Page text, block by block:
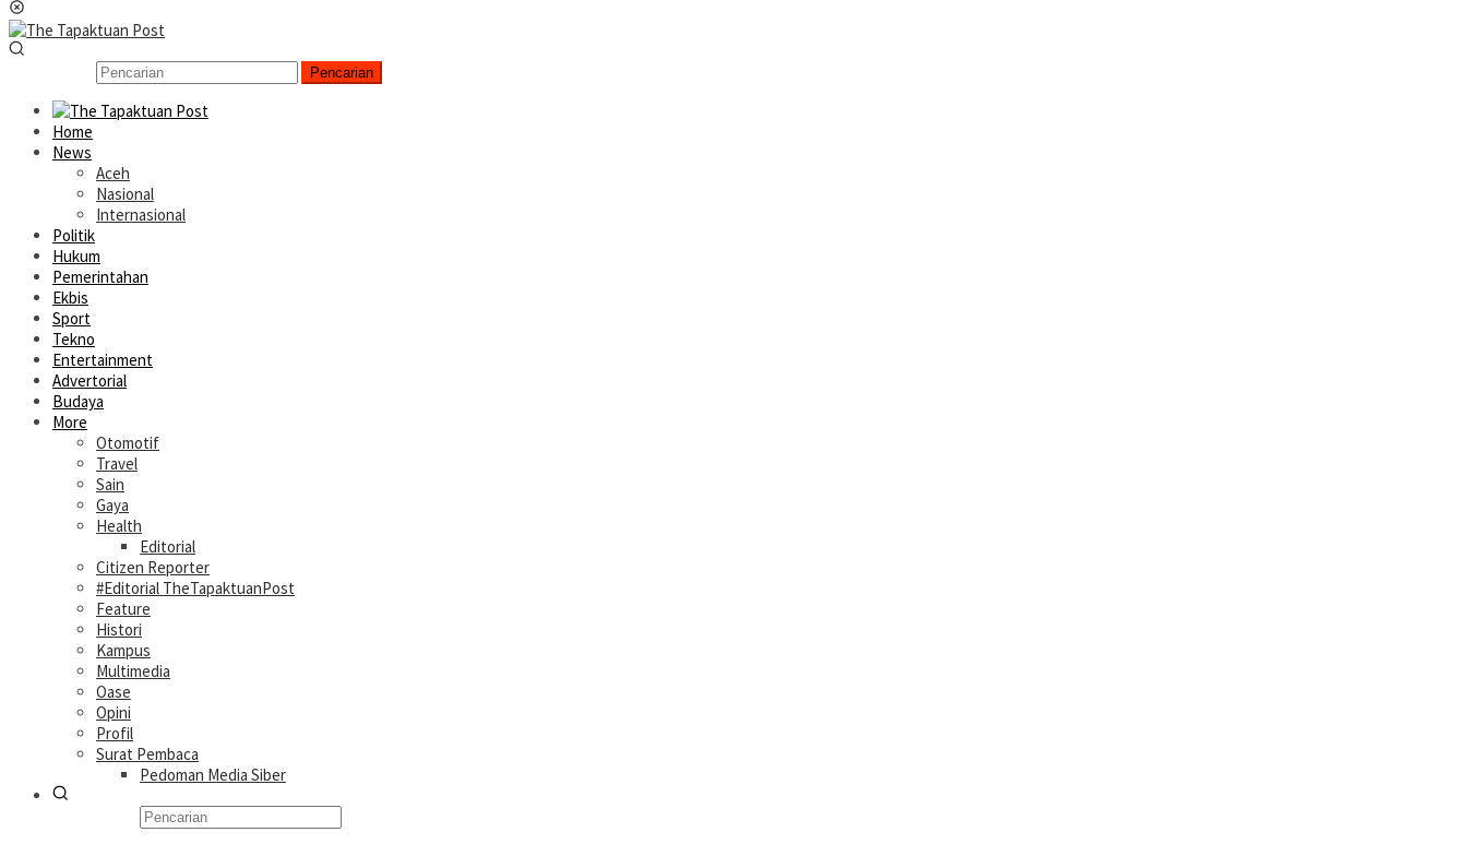
Pencarian
Home
News
Aceh
Nasional
Internasional
Politik
Hukum
Pemerintahan
Ekbis
Sport
Tekno
Entertainment
Advertorial
Budaya
More
Otomotif
Travel
Sain
Gaya
Health
Editorial
Citizen Reporter
#Editorial TheTapaktuanPost
Feature
Histori
Kampus
Multimedia
Oase
Opini
Profil
Surat Pembaca
Pedoman Media Siber